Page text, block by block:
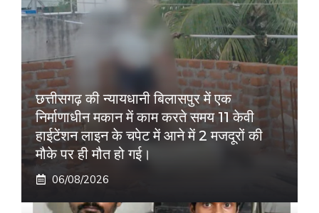
छत्तीसगढ़ की न्यायधानी बिलासपुर में एक
निर्माणाधीन मकान में काम करते समय 11 केवी
हाईटेंशन लाइन के चपेट में आने में 2 मजदूरों की
मौके पर ही मौत हो गई।
06/08/2026